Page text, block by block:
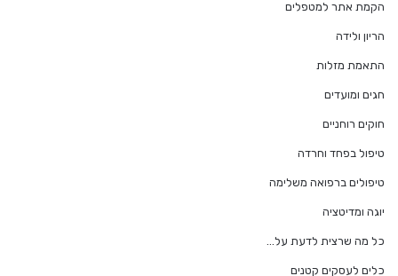
הקמת אתר למטפלים
הריון ולידה
התאמת מזלות
חגים ומועדים
חוקים רוחניים
טיפול בפחד וחרדה
טיפולים ברפואה משלימה
יוגה ומדיטציה
כל מה שרצית לדעת על…
כלים לעסקים קטנים